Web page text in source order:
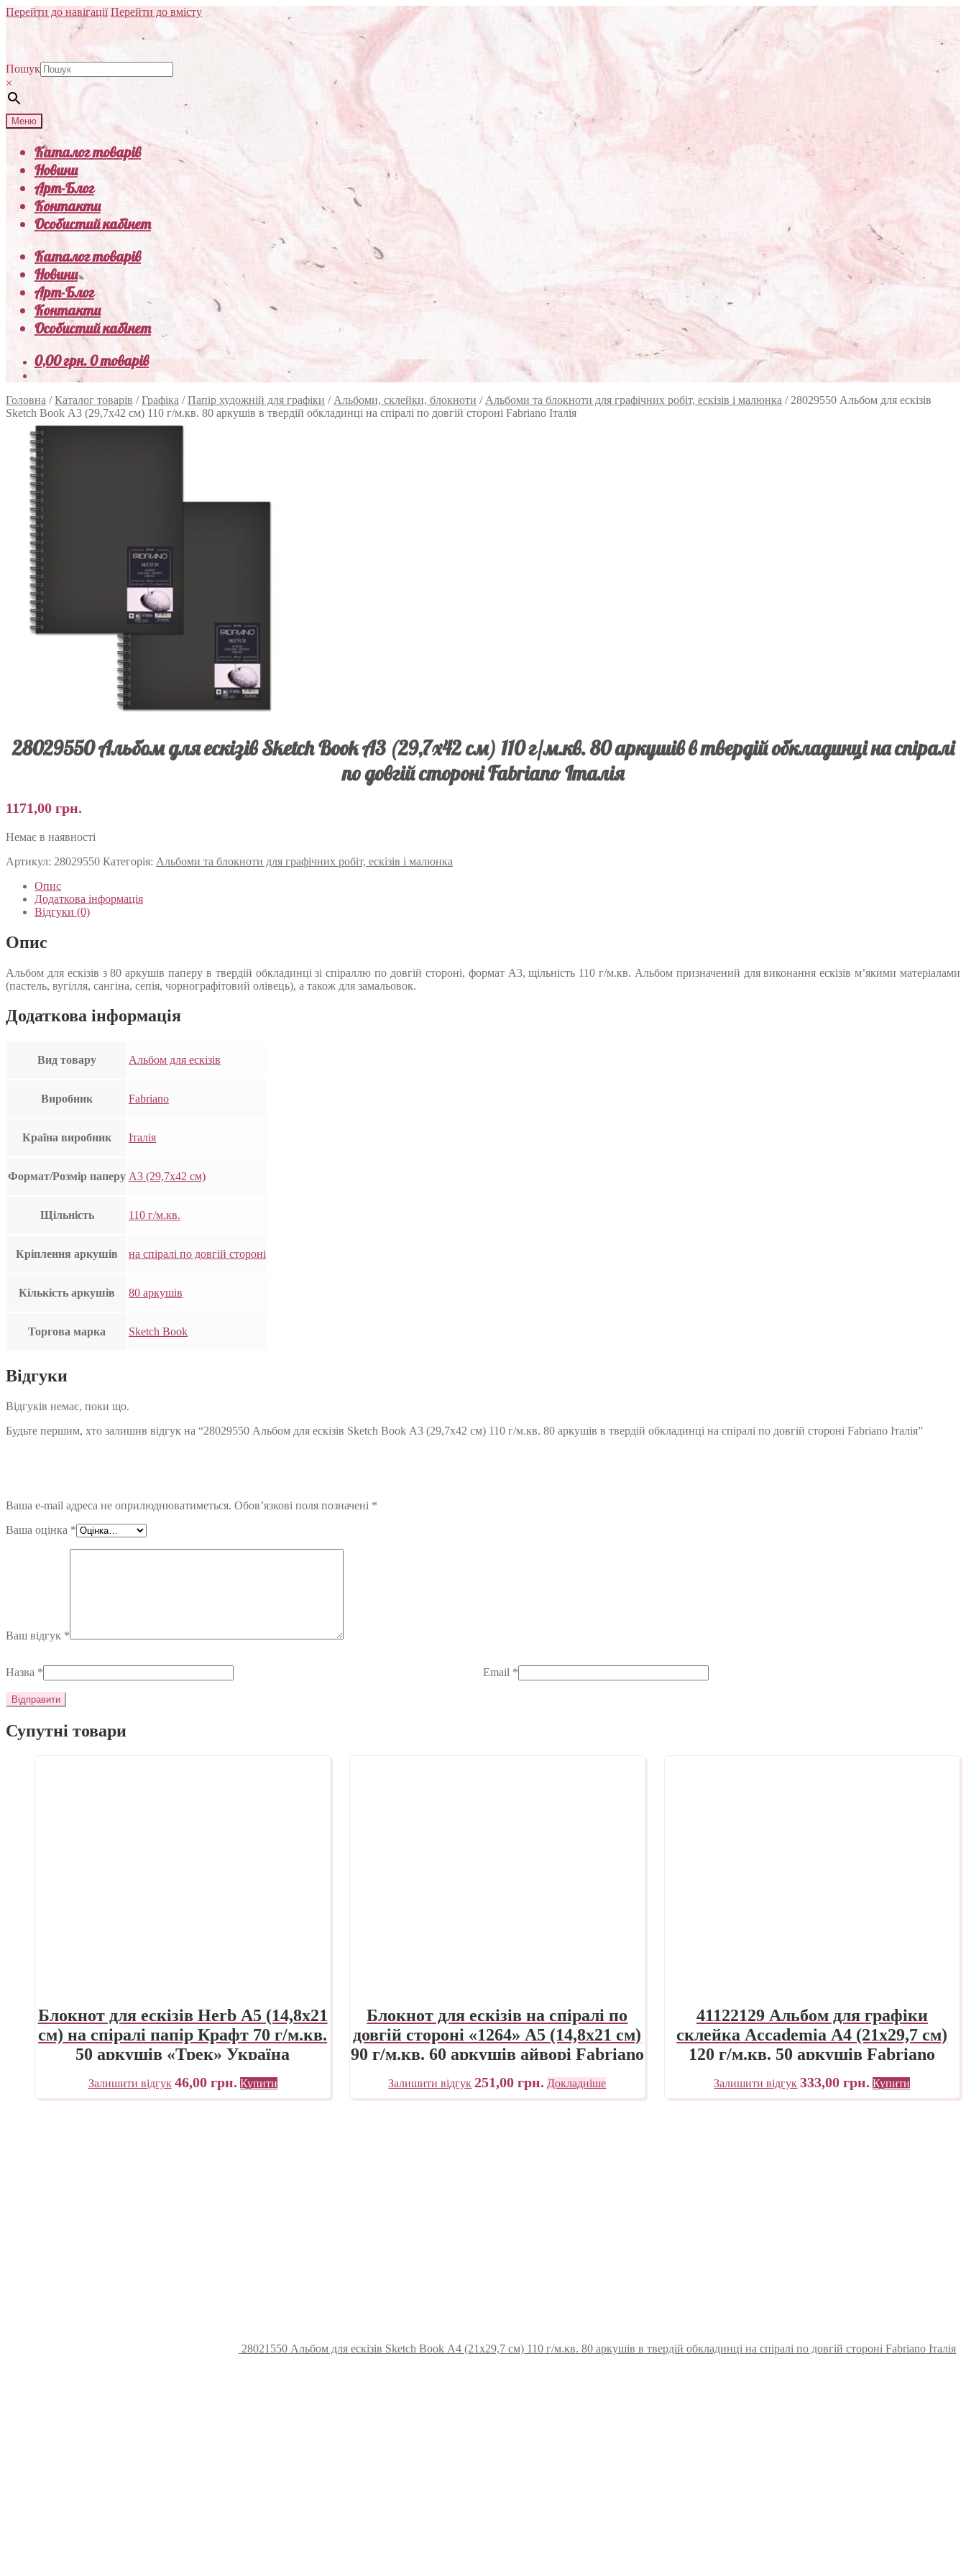
Перейти до навігації Перейти до вмісту
Пошук
×
Меню
Каталог товарів
Новини
Арт-Блог
Контакти
Особистий кабінет
Каталог товарів
Новини
Арт-Блог
Контакти
Особистий кабінет
0,00грн.0 товарів
Головна /Каталог товарів /Графіка /Папір художній для графіки / Альбоми, склейки, блокноти / Альбоми та блокноти для графічних робіт, ескізів і малюнка / 28029550 Альбом для ескізів
Sketch Book А3 (29,7х42 см) 110 г/м.кв. 80 аркушів в твердій обкладинці на спіралі по довгій стороні Fabriano Італія
28029550 Альбом для ескізів Sketch Book А3 (29,7х42 см) 110 г/м.кв. 80 аркушів в твердій обкладинці на спіралі
по довгій стороні Fabriano Італія
1171,00 грн.
Немає в наявності
Артикул: 28029550 Категорія: Альбоми та блокноти для графічних робіт, ескізів і малюнка
Опис
Додаткова інформація
Відгуки (0)
Опис
Альбом для ескізів з 80 аркушів паперу в твердій обкладинці зі спіраллю по довгій стороні, формат А3, щільність 110 г/м.кв. Альбом призначений для виконання ескізів м’якими матеріалами
(пастель, вугілля, сангіна, сепія, чорнографітовий олівець), а також для замальовок.
Додаткова інформація
Вид товару Альбом для ескізів
Виробник Fabriano
Країна виробник Італія
Формат/Розмір паперу А3 (29,7х42 см)
Щільність 110 г/м.кв.
Кріплення аркушів на спіралі по довгій стороні
Кількість аркушів 80 аркушів
Торгова марка Sketch Book
Відгуки
Відгуків немає, поки що.
Будьте першим, хто залишив відгук на “28029550 Альбом для ескізів Sketch Book А3 (29,7х42 см) 110 г/м.кв. 80 аркушів в твердій обкладинці на спіралі по довгій стороні Fabriano Італія”
Ваша e-mail адреса не оприлюднюватиметься. Обов’язкові поля позначені *
Ваша оцінка *
Ваш відгук *
Назва * Email *
Супутні товари
Блокнот для ескізів Herb А5 (14,8х21
см) на спіралі папір Крафт 70 г/м.кв.
50 аркушів «Трек» Україна
Залишити відгук 46,00 грн. Купити
Блокнот для ескізів на спіралі по
довгій стороні «1264» А5 (14,8х21 см)
90 г/м.кв. 60 аркушів айворі Fabriano
Залишити відгук 251,00грн. Докладніше
41122129 Альбом для графіки
склейка Accademia А4 (21х29,7 см)
120 г/м.кв. 50 аркушів Fabriano
Італія
Залишити відгук 333,00грн. Купити
28021550 Альбом для ескізів Sketch Book А4 (21х29,7 см) 110 г/м.кв. 80 аркушів в твердій обкладинці на спіралі по довгій стороні Fabriano Італія